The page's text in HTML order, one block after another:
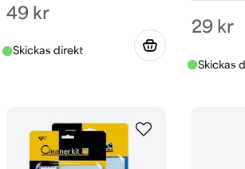
49 kr
29 kr